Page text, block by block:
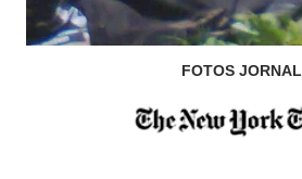
FOTOS JORNAL